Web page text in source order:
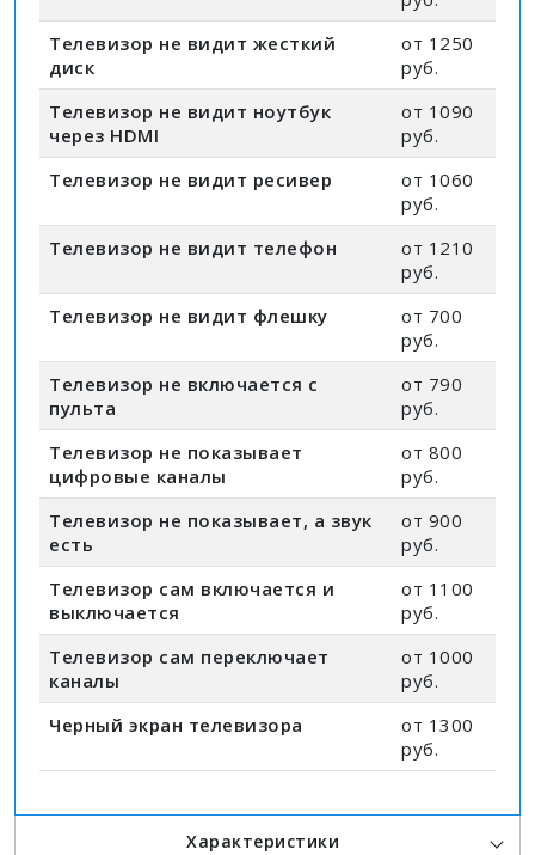
Телевизор не видит жесткий
диск
от 1250
руб.
Телевизор не видит ноутбук
через HDMI
от 1090
руб.
Телевизор не видит ресивер
от 1060
руб.
Телевизор не видит телефон
от 1210
руб.
Телевизор не видит флешку
от 700
руб.
Телевизор не включается с
пульта
от 790
руб.
Телевизор не показывает
цифровые каналы
от 800
руб.
Телевизор не показывает, а звук
есть
от 900
руб.
Телевизор сам включается и
выключается
от 1100
руб.
Телевизор сам переключает
каналы
от 1000
руб.
Черный экран телевизора
от 1300
руб.
Характеристики